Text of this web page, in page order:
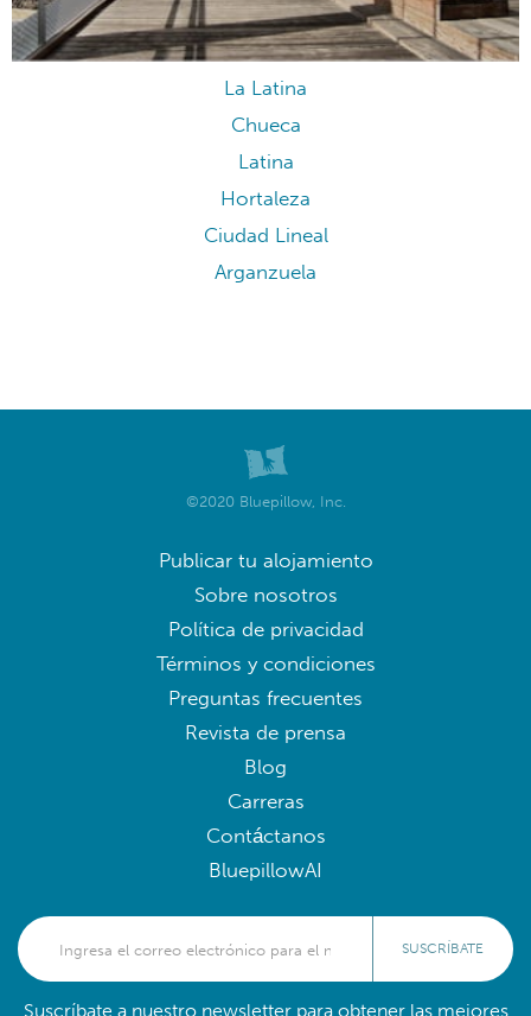
La Latina
Chueca
Latina
Hortaleza
Ciudad Lineal
Arganzuela
©2020 Bluepillow, Inc.
Publicar tu alojamiento
Sobre nosotros
Política de privacidad
Términos y condiciones
Preguntas frecuentes
Revista de prensa
Blog
Carreras
Contáctanos
BluepillowAI
SUSCRÍBATE
Suscríbate a nuestro newsletter para obtener las mejores